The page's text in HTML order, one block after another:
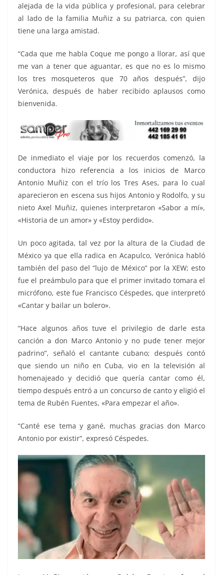
alejada de la vida pública y profesional, para celebrar
al lado de la familia Muñiz a su patriarca, con quien
tiene una larga amistad.
“Cada que me habla Coque me pongo a llorar, así que
me van a tener que aguantar, es que no es lo mismo
los tres mosqueteros que 70 años después”, dijo
Verónica, después de haber recibido aplausos como
bienvenida.
De inmediato el viaje por los recuerdos comenzó, la
conductora hizo referencia a los inicios de Marco
Antonio Muñiz con el trío los Tres Ases, para lo cual
aparecieron en escena sus hijos Antonio y Rodolfo, y su
nieto Axel Muñiz, quienes interpretaron «Sabor a mí»,
«Historia de un amor» y «Estoy perdido».
Un poco agitada, tal vez por la altura de la Ciudad de
México ya que ella radica en Acapulco, Verónica habló
también del paso del “lujo de México” por la XEW; esto
fue el preámbulo para que el primer invitado tomara el
micrófono, este fue Francisco Céspedes, que interpretó
«Cantar y bailar un bolero».
“Hace algunos años tuve el privilegio de darle esta
canción a don Marco Antonio y no pude tener mejor
padrino”, señaló el cantante cubano; después contó
que siendo un niño en Cuba, vio en la televisión al
homenajeado y decidió que quería cantar como él,
tiempo después entró a un concurso de canto y eligió el
tema de Rubén Fuentes, «Para empezar el año».
“Canté ese tema y gané, muchas gracias don Marco
Antonio por existir”, expresó Céspedes.